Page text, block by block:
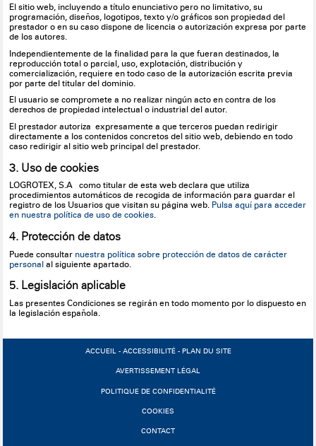
El sitio web, incluyendo a título enunciativo pero no limitativo, su
programación, diseños, logotipos, texto y/o gráficos son propiedad del
prestador o en su caso dispone de licencia o autorización expresa por parte
de los autores.
Independientemente de la finalidad para la que fueran destinados, la
reproducción total o parcial, uso, explotación, distribución y
comercialización, requiere en todo caso de la autorización escrita previa
por parte del titular del dominio.
El usuario se compromete a no realizar ningún acto en contra de los
derechos de propiedad intelectual o industrial del autor.
El prestador autoriza expresamente a que terceros puedan redirigir
directamente a los contenidos concretos del sitio web, debiendo en todo
caso redirigir al sitio web principal del prestador.
3. Uso de cookies
LOGROTEX, S.A como titular de esta web declara que utiliza
procedimientos automáticos de recogida de información para guardar el
registro de los Usuarios que visitan su página web. Pulsa aquí para acceder
en nuestra política de uso de cookies.
4. Protección de datos
Puede consultar nuestra política sobre protección de datos de carácter
personal al siguiente apartado.
5. Legislación aplicable
Las presentes Condiciones se regirán en todo momento por lo dispuesto en
la legislación española.
ACCUEIL- ACCESSIBILITÉ- PLAN DU SITE
AVERTISSEMENT LÉGAL
POLITIQUE DE CONFIDENTIALITÉ
COOKIES
CONTACT